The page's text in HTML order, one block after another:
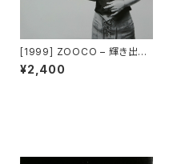
[1999] ZOOCO – 輝き出す
もの [Heat Wave]
¥2,400